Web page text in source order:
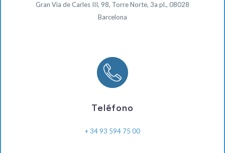
Gran Via de Carles III, 98, Torre Norte, 3a pl., 08028
Barcelona
Teléfono
+ 34 93 594 75 00